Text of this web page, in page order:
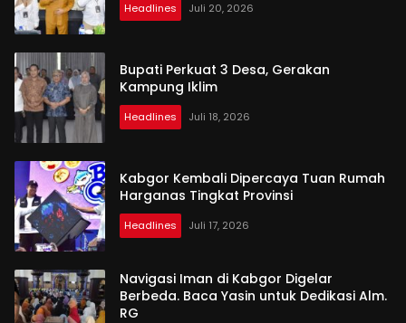
Headlines Juli 20, 2026
Bupati Perkuat 3 Desa, Gerakan
Kampung Iklim
Headlines Juli 18, 2026
Kabgor Kembali Dipercaya Tuan Rumah
Harganas Tingkat Provinsi
Headlines Juli 17, 2026
Navigasi Iman di Kabgor Digelar
Berbeda. Baca Yasin untuk Dedikasi Alm.
RG